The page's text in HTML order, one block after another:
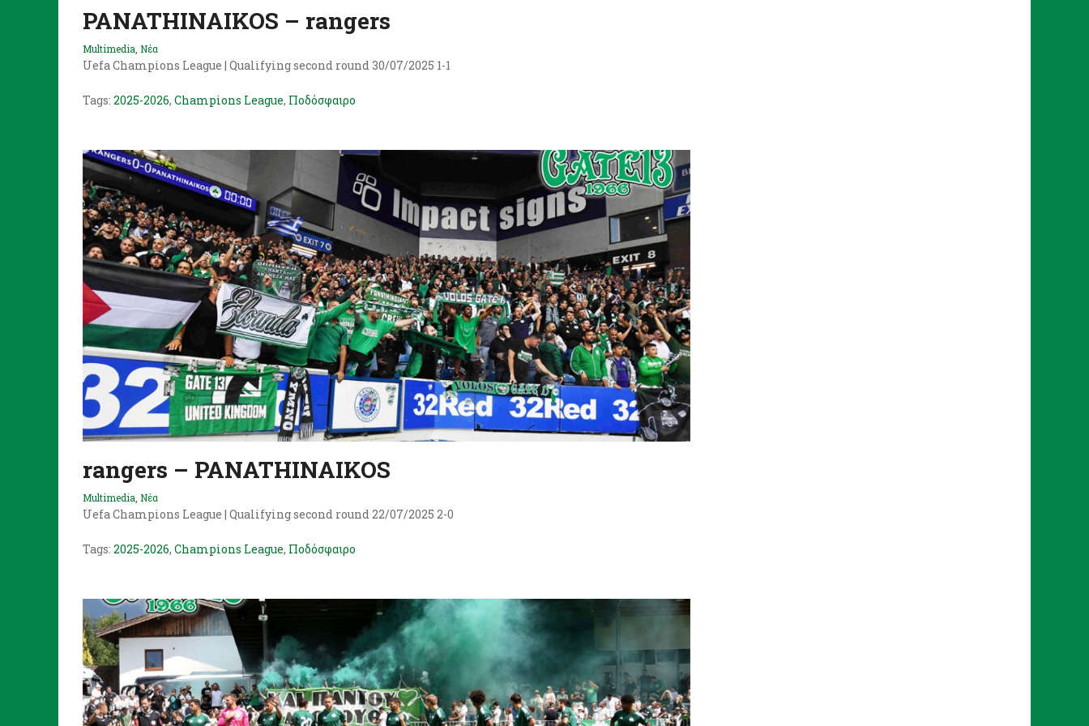
PANATHINAIKOS – rangers
Multimedia Νέα
Uefa Champions League | Qualifying second round 30/07/2025 1-1
Tags: 2025-2026, Champions League, Ποδόσφαιρο
rangers – PANATHINAIKOS
Multimedia Νέα
Uefa Champions League | Qualifying second round 22/07/2025 2-0
Tags: 2025-2026, Champions League, Ποδόσφαιρο